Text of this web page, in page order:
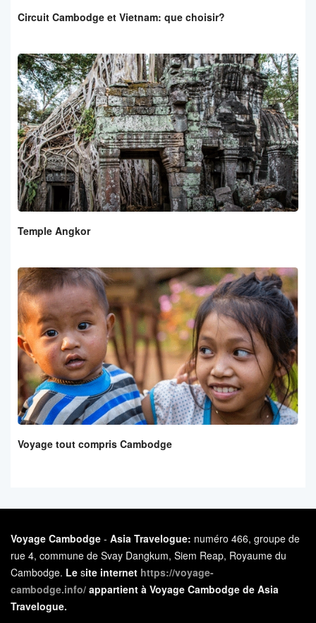
Circuit Cambodge et Vietnam: que choisir?
Temple Angkor
Voyage tout compris Cambodge
Voyage Cambodge - Asia Travelogue: numéro 466, groupe de
rue 4, commune de Svay Dangkum, Siem Reap, Royaume du
Cambodge. Le site internet https://voyage-
cambodge.info/ appartient à Voyage Cambodge de Asia
Travelogue.